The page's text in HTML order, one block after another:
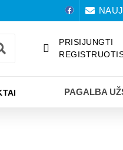
PRISIJUNGTI
PAGALBA